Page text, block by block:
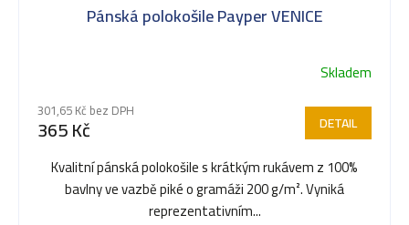
Pánská polokošile Payper VENICE
hodnocení
produktu
je
3,5
Skladem
301,65 Kč bez DPH
365 Kč DETAIL
Kvalitní pánská polokošile s krátkým rukávem z 100%
bavlny ve vazbě piké o gramáži 200 g/m². Vyniká
reprezentativním...